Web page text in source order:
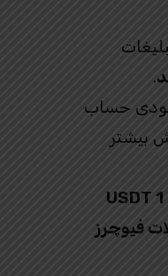
.
حساب
بیشتر
فیوچرز